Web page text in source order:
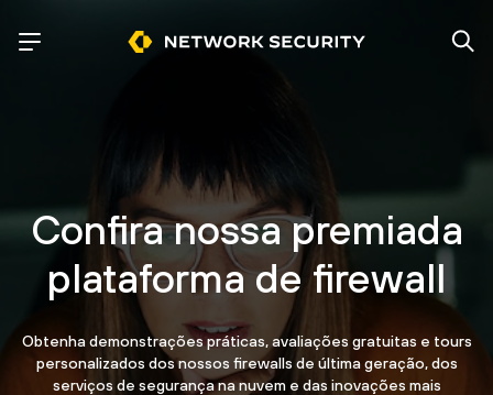
Confira nossa premiada
plataforma de firewall
Obtenha demonstrações práticas, avaliações gratuitas e tours
personalizados dos nossos firewalls de última geração, dos
serviços de segurança na nuvem e das inovações mais